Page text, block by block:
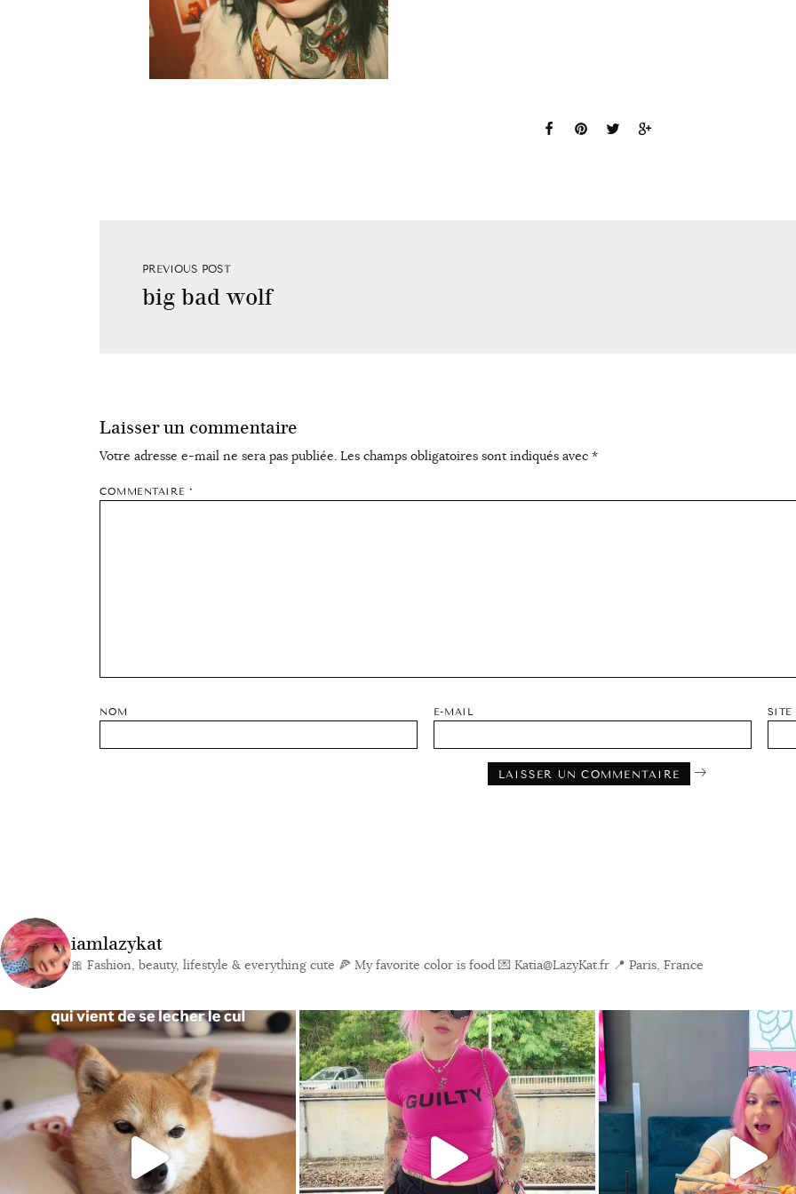
PREVIOUS POST
big bad wolf
Laisser un commentaire
Votre adresse e-mail ne sera pas publiée. Les champs obligatoires sont indiqués avec *
COMMENTAIRE *
NOM E-MAIL SITE
iamlazykat
🎀 Fashion, beauty, lifestyle & everything cute 🍕 My favorite color is food 💌 Katia@LazyKat.fr 📍 Paris, France